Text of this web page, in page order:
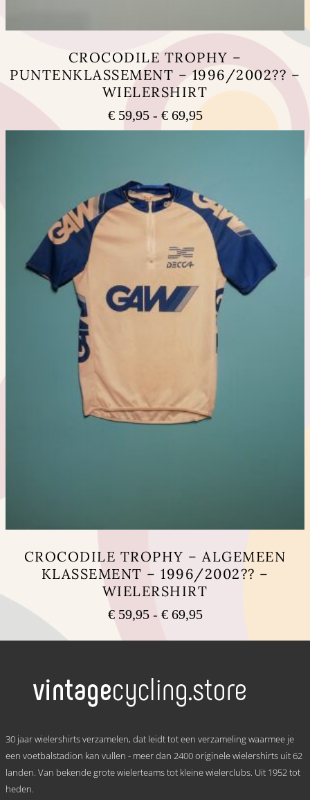
CROCODILE TROPHY –
PUNTENKLASSEMENT – 1996/2002?? –
WIELERSHIRT
€59,95 - €69,95Prijsklasse:
€ 59,95
variaties.
Deze
optie
worden
op
productpagina
CROCODILE TROPHY – ALGEMEEN
KLASSEMENT – 1996/2002?? –
WIELERSHIRT
€59,95 - €69,95Prijsklasse:
tot
variaties.
Deze
gekozen
op
de
30 jaar wielershirts verzamelen, dat leidt tot een verzameling waarmee je
een voetbalstadion kan vullen - meer dan 2400 originele wielershirts uit 62
landen. Van bekende grote wielerteams tot kleine wielerclubs. Uit 1952 tot
heden.